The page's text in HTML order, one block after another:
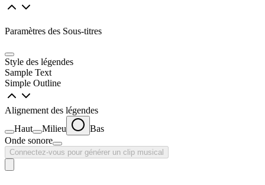
Paramètres des Sous-titres
Style des légendes
Sample Text
Simple Outline
Alignement des légendes
Haut
Milieu
Bas
Onde sonore
Connectez-vous pour générer un clip musical